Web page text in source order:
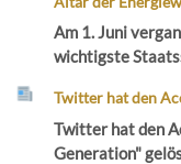
Am 1. Juni
wichtigste
Twitter hat den
Twitter hat den
Generation"